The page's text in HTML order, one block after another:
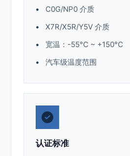
C0G/NP0 介质
X7R/X5R/Y5V 介质
宽温：-55°C ~ +150°C
汽车级温度范围
认证标准